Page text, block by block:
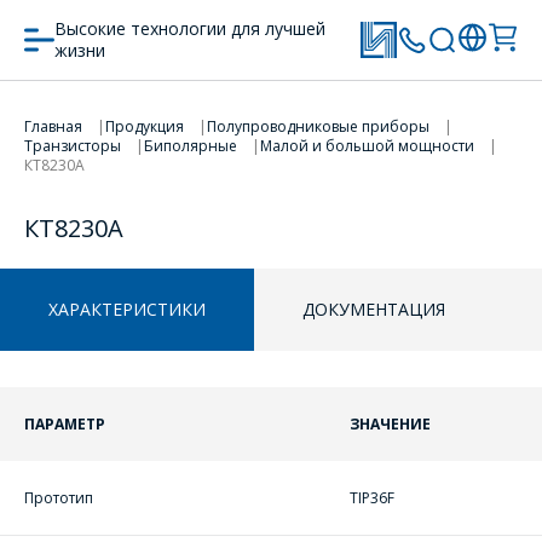
Высокие технологии для лучшей
жизни
Главная Продукция
Полупроводниковые приборы
Транзисторы
Биполярные
Малой и большой мощности
КТ8230А
КТ8230А
ХАРАКТЕРИСТИКИ ДОКУМЕНТАЦИЯ
ПАРАМЕТР ЗНАЧЕНИЕ
Прототип TIP36F
ПЕРЕЙТИ В КОРЗИНУ
ПЕРЕЙТИ В КОРЗИНУ